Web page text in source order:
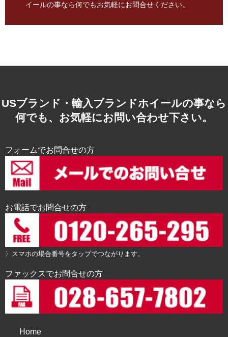
イールの事なら何でもお気軽にお問合せください。
USブランド・輸入ブランドホイールの事なら
何でも、お気軽にお問い合わせ下さい。
フォームでお問合せの方
お電話でお問合せの方
〉スマホの場合番号をタップでつながります。
ファックスでお問合せの方
Home